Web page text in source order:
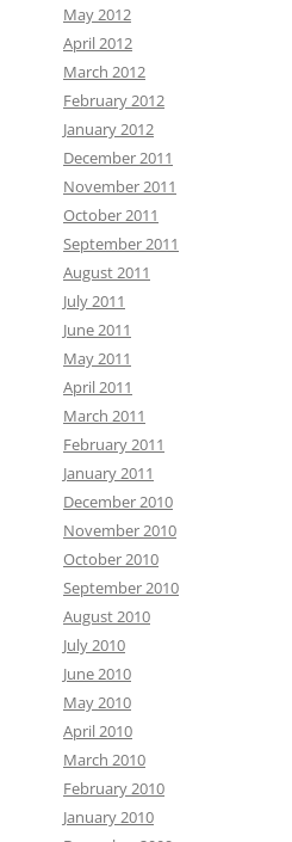
May 2012
April 2012
March 2012
February 2012
January 2012
December 2011
November 2011
October 2011
September 2011
August 2011
July 2011
June 2011
May 2011
April 2011
March 2011
February 2011
January 2011
December 2010
November 2010
October 2010
September 2010
August 2010
July 2010
June 2010
May 2010
April 2010
March 2010
February 2010
January 2010